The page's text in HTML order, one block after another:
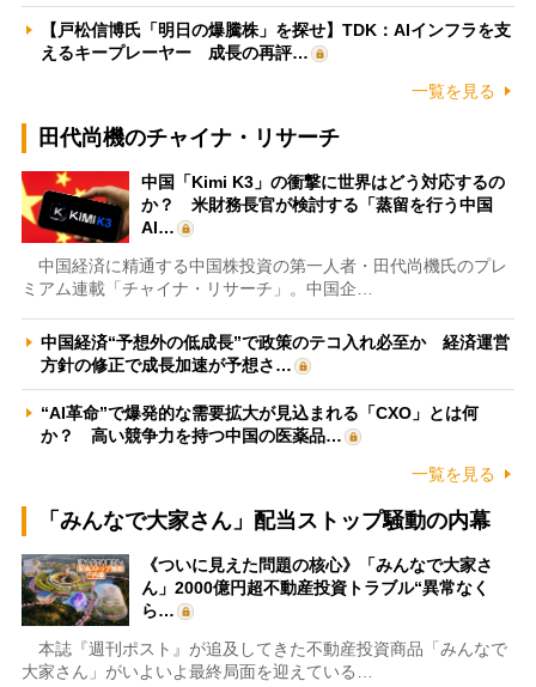
【戸松信博氏「明日の爆騰株」を探せ】TDK：AIインフラを支
えるキープレーヤー 成長の再評…
一覧を見る
田代尚機のチャイナ・リサーチ
中国「Kimi K3」の衝撃に世界はどう対応するの
か？ 米財務長官が検討する「蒸留を行う中国
AI…
中国経済に精通する中国株投資の第一人者・田代尚機氏のプレ
ミアム連載「チャイナ・リサーチ」。中国企…
中国経済“予想外の低成長”で政策のテコ入れ必至か 経済運営
方針の修正で成長加速が予想さ…
“AI革命”で爆発的な需要拡大が見込まれる「CXO」とは何
か？ 高い競争力を持つ中国の医薬品…
一覧を見る
「みんなで大家さん」配当ストップ騒動の内幕
《ついに見えた問題の核心》「みんなで大家さ
ん」2000億円超不動産投資トラブル“異常なく
ら…
本誌『週刊ポスト』が追及してきた不動産投資商品「みんなで
大家さん」がいよいよ最終局面を迎えている…